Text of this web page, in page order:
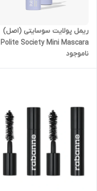
ریمل پولایت سوسایتی (اصل)
Polite Society Mini Mascara
ناموجود